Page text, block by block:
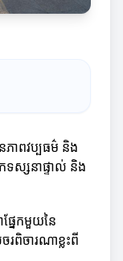
ភាពវប្បធម៌ និង
ស្សនាផ្ទាល់ និង
ផ្នែកមួយនៃ
ពិចារណាខ្លះពី